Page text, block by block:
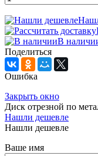
В
Поделиться
Ошибка
Закрыть окно
Диск отрезной по
Нашли дешевле
Нашли дешевле
Ваше имя